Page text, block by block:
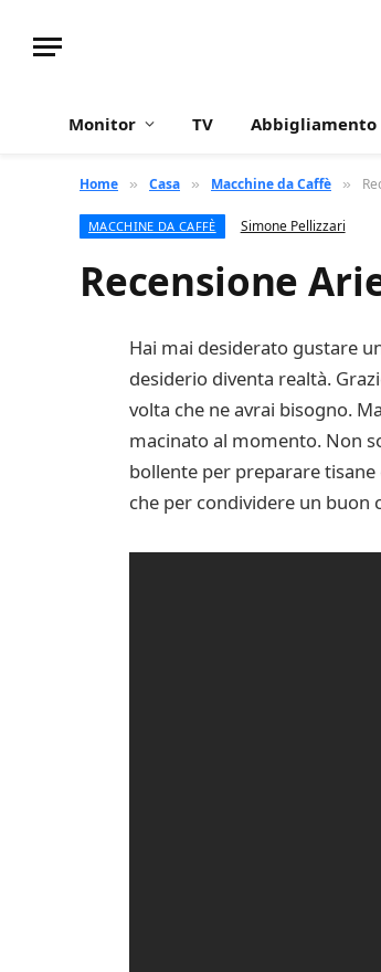
Monitor TV Abbigliamento
Home » Casa » Macchine da Caffè »
MACCHINE DA CAFFÈ Simone Pellizzari
Recensione
Hai mai desiderato gustare
desiderio diventa realtà.
volta che ne avrai bisogno.
macinato al momento. Non
bollente per preparare
che per condividere un buon